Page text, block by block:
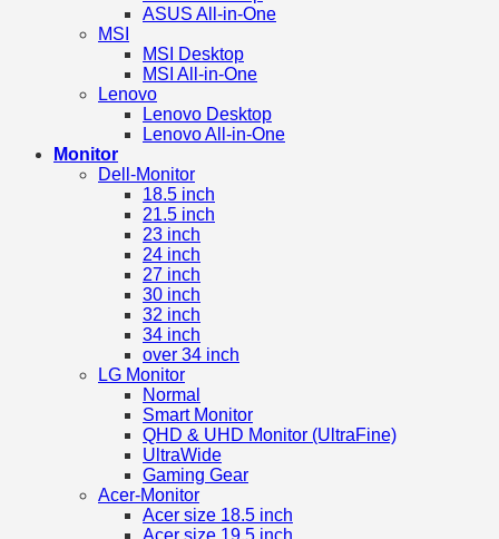
ASUS All-in-One
MSI
MSI Desktop
MSI All-in-One
Lenovo
Lenovo Desktop
Lenovo All-in-One
Monitor
Dell-Monitor
18.5 inch
21.5 inch
23 inch
24 inch
27 inch
30 inch
32 inch
34 inch
over 34 inch
LG Monitor
Normal
Smart Monitor
QHD & UHD Monitor (UltraFine)
UltraWide
Gaming Gear
Acer-Monitor
Acer size 18.5 inch